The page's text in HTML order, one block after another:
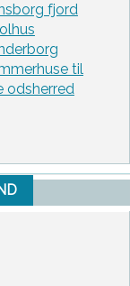
fjord
til
odsherred